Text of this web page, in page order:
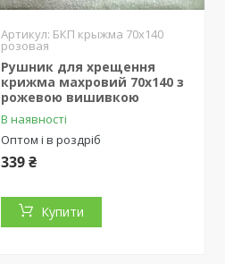
БКП крыжма 70х140
розовая
Рушник для хрещення
крижма махровий 70х140 з
рожевою вишивкою
В наявності
Оптом і в роздріб
339 ₴
Купити